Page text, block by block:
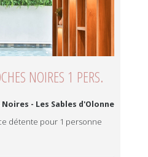
NOIRES 1 PERS.
- Les Sables d'Olonne
détente pour 1 personne